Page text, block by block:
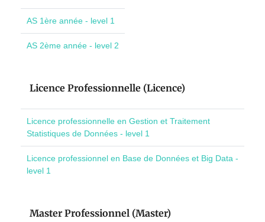
AS 1ère année - level 1
AS 2ème année - level 2
Licence Professionnelle (Licence)
Licence professionnelle en Gestion et Traitement
Statistiques de Données - level 1
Licence professionnel en Base de Données et Big Data -
level 1
Master Professionnel (Master)